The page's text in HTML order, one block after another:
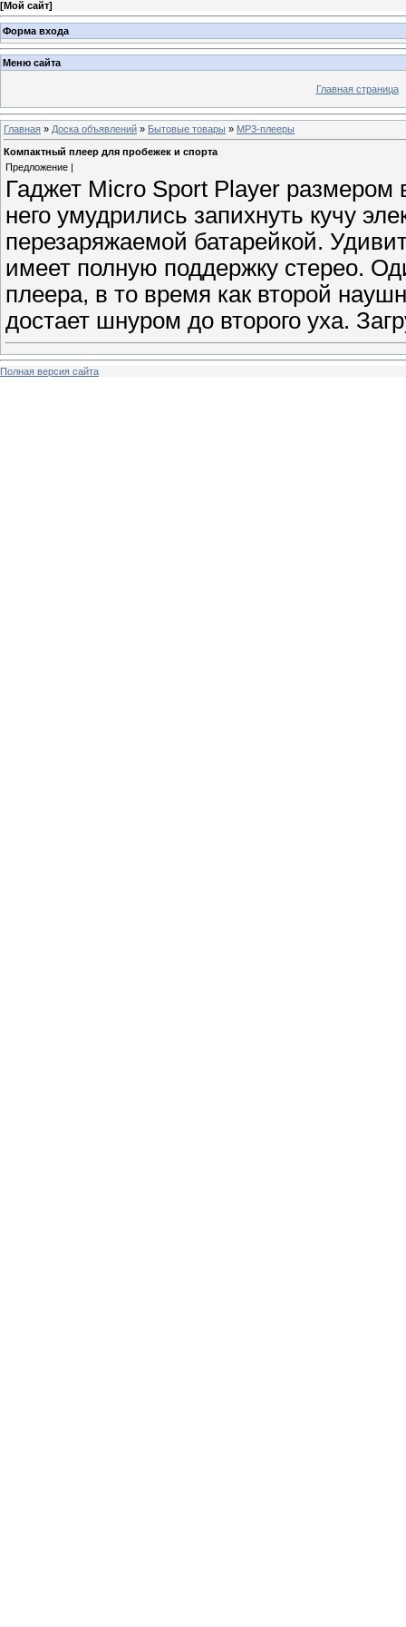
[Мой сайт]
Форма входа
Меню сайта
Главная страница
Главная » Доска объявлений » Бытовые товары » MP3-плееры
Компактный плеер для пробежек и спорта
Предложение |
Гаджет Micro Sport Player размером
него умудрились запихнуть кучу
перезаряжаемой батарейкой.
имеет полную поддержку стерео.
плеера, в то время как второй
достает шнуром до второго уха.
Полная версия сайта